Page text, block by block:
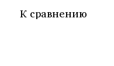
К сравнению